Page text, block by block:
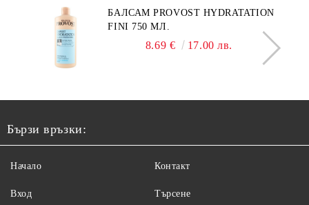
БАЛСАМ PROVOST HYDRATATION
FINI 750 МЛ.
8.69 € 17.00 лв.
Бързи връзки:
Начало
Вход
Контакт
Търсене